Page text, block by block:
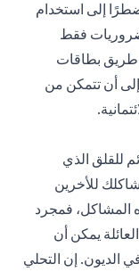
إلى استخدام
فقط
طريق بطاقات
إلى أن تتمكن من
للقلق الذي
للأخرين
المشاكل، فمجرد
يمكن أن
الديون. إن التحلي